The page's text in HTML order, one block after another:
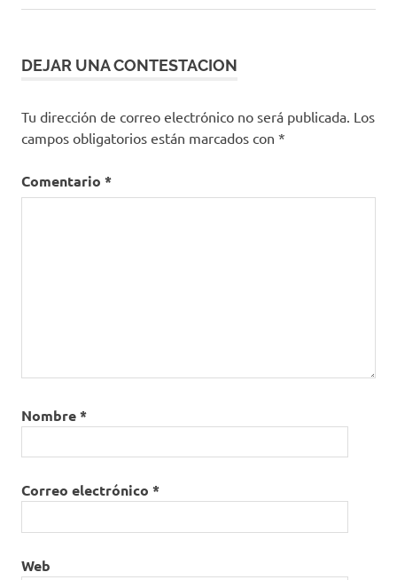
entrada:
DEJAR UNA CONTESTACION
Tu dirección de correo electrónico no será publicada. Los
campos obligatorios están marcados con *
Comentario *
Nombre*
Correo electrónico *
Web